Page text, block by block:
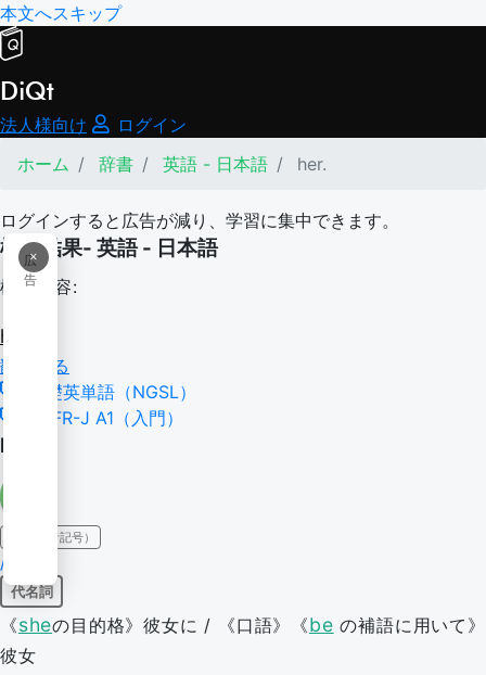
本文へスキップ
DiQt
法人様向け
ログイン
ホーム
辞書 英語 - 日本語 her.
ログインすると広告が減り、学習に集中できます。
×
広
告
検索結果- 英語 - 日本語
検索内容:
her.
翻訳する
基礎英単語（NGSL）
CEFR-J A1（入門）
her
IPA（発音記号）
/hɜr/
代名詞
《sheの目的格》彼女に / 《口語》《be の補語に用いて》
彼女